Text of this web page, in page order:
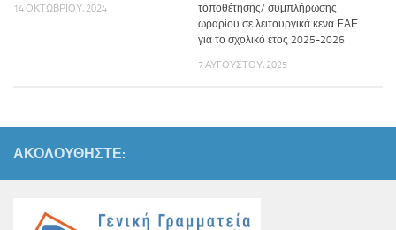
14 ΟΚΤΩΒΡΊΟΥ, 2024
τοποθέτησης/ συμπλήρωσης
ωραρίου σε λειτουργικά κενά ΕΑΕ
για το σχολικό έτος 2025-2026
7 ΑΥΓΟΎΣΤΟΥ, 2025
ΑΚΟΛΟΥΘΉΣΤΕ: